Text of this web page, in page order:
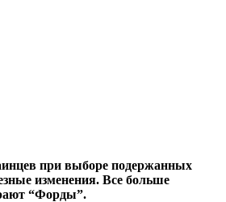
при выборе подержанных
изменения. Все больше
“Форды”.